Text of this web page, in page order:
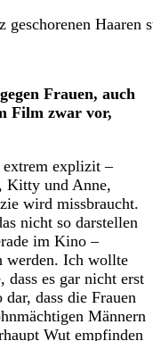
Frauen, auch
Film zwar vor,
explizit –
Kitty und Anne,
wird missbraucht.
nicht so darstellen
im Kino –
werden. Ich wollte
es gar nicht erst
dass die Frauen
Männern
Wut empfinden